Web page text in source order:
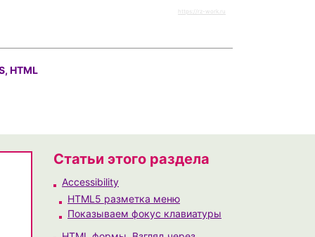
https://rz-work.ru
HTML
Статьи этого раздела
Accessibility
HTML5 разметка меню
Показываем фокус клавиатуры